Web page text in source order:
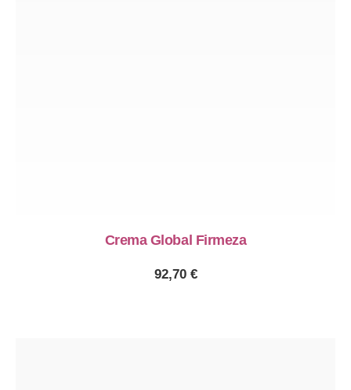
Crema Global Firmeza
92,70 €